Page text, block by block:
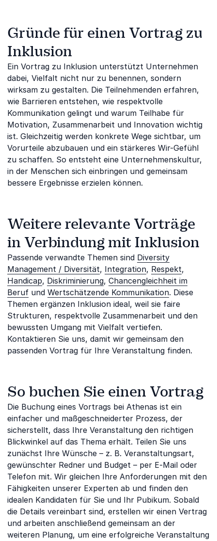
Gründe für einen Vortrag zu
Inklusion
Ein Vortrag zu Inklusion unterstützt Unternehmen
dabei, Vielfalt nicht nur zu benennen, sondern
wirksam zu gestalten. Die Teilnehmenden erfahren,
wie Barrieren entstehen, wie respektvolle
Kommunikation gelingt und warum Teilhabe für
Motivation, Zusammenarbeit und Innovation wichtig
ist. Gleichzeitig werden konkrete Wege sichtbar, um
Vorurteile abzubauen und ein stärkeres Wir-Gefühl
zu schaffen. So entsteht eine Unternehmenskultur,
in der Menschen sich einbringen und gemeinsam
bessere Ergebnisse erzielen können.
Weitere relevante Vorträge
in Verbindung mit Inklusion
Passende verwandte Themen sind Diversity
Management / Diversität, Integration, Respekt,
Handicap, Diskriminierung, Chancengleichheit im
Beruf und Wertschätzende Kommunikation. Diese
Themen ergänzen Inklusion ideal, weil sie faire
Strukturen, respektvolle Zusammenarbeit und den
bewussten Umgang mit Vielfalt vertiefen.
Kontaktieren Sie uns, damit wir gemeinsam den
passenden Vortrag für Ihre Veranstaltung finden.
So buchen Sie einen Vortrag
Die Buchung eines Vortrags bei Athenas ist ein
einfacher und maßgeschneiderter Prozess, der
sicherstellt, dass Ihre Veranstaltung den richtigen
Blickwinkel auf das Thema erhält. Teilen Sie uns
zunächst Ihre Wünsche – z. B. Veranstaltungsart,
gewünschter Redner und Budget – per E-Mail oder
Telefon mit. Wir gleichen Ihre Anforderungen mit den
Fähigkeiten unserer Experten ab und finden den
idealen Kandidaten für Sie und Ihr Pubikum. Sobald
die Details vereinbart sind, erstellen wir einen Vertrag
und arbeiten anschließend gemeinsam an der
weiteren Planung, um eine erfolgreiche Veranstaltung